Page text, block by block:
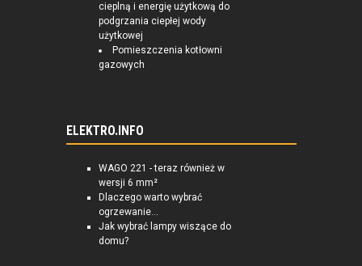
cieplną i energię użytkową do
podgrzania ciepłej wody
użytkowej
Pomieszczenia kotłowni
gazowych
ELEKTRO.INFO
WAGO 221 - teraz również w
wersji 6 mm²
Dlaczego warto wybrać
ogrzewanie...
Jak wybrać lampy wiszące do
domu?